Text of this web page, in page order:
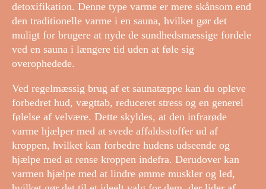
detoxifikation. Denne type varme er mere skånsom end
den traditionelle varme i en sauna, hvilket gør det
muligt for brugere at nyde de sundhedsmæssige fordele
ved en sauna i længere tid uden at føle sig
overophedede.
Ved regelmæssig brug af et saunatæppe kan du opleve
forbedret hud, vægttab, reduceret stress og en generel
følelse af velvære. Dette skyldes, at den infrarøde
varme hjælper med at svede affaldsstoffer ud af
kroppen, hvilket kan forbedre hudens udseende og
hjælpe med at rense kroppen indefra. Derudover kan
varmen hjælpe med at lindre ømme muskler og led,